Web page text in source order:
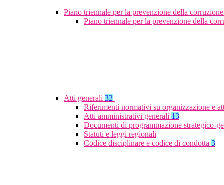
Piano triennale per la prevenzione della
Piano triennale per la prevenzione della
Atti generali 32
Riferimenti normativi su organizzazione e
Atti amministrativi generali 13
Documenti di programmazione strategico-
Statuti e leggi regionali
Codice disciplinare e codice di condotta 3